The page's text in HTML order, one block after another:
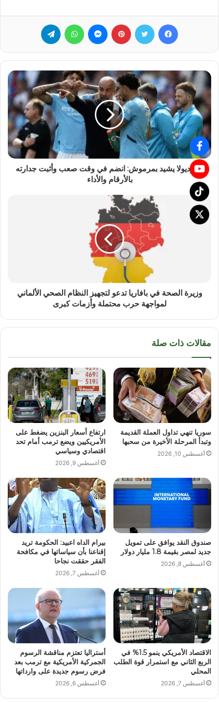
فيسبوك تويتر بينتيريست ماسنجر واتساب
غوارديولا يشيد بمرموش: انضم في وقت صعب وأثبت جدارته
بالأرقام والأداء
وزيرة الصحة في بافاريا تدعو لتجهيز النظام الصحي الألماني
لمواجهة حرب محتملة وأزمات كبرى
مقالات ذات صلة
سوريا تنهي تداول العملة القديمة
وتبدأ المرحلة الأخيرة من سحبها
أغسطس 10, 2026
ارتفاع أسعار البنزين يضغط على
الأمريكيين ويضع ترمب أمام تحد
اقتصادي وسياسي
أغسطس 9, 2026
صندوق النقد يوافق على تمويل
جديد لمصر بقيمة 1.8 مليار دولار
أغسطس 8, 2026
بيرام الداه اعبيد: الحكومة تريد
إقناعنا بأن سياساتها في مكافحة
الفقر حققت نجاحا
أغسطس 7, 2026
الاقتصاد الأمريكي ينمو 1.5% في
الربع الثاني مع استمرار قوة الطلب
المحلي
أغسطس 7, 2026
أستراليا تعتزم مناقشة الرسوم
الجمركية الأمريكية مع ترمب بعد
فرض رسوم جديدة على وارداتها
أغسطس 6, 2026